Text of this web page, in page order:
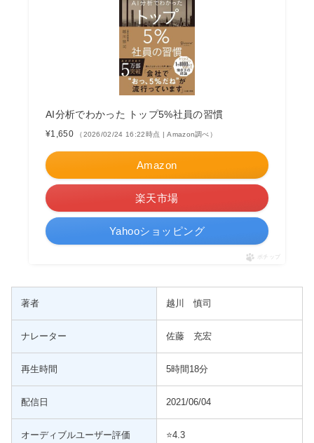
AI分析でわかった トップ5%社員の習慣
¥1,650 （2026/02/24 16:22時点 | Amazon調べ）
Amazon
楽天市場
Yahooショッピング
ポチップ
著者 越川 慎司
ナレーター 佐藤 充宏
再生時間 5時間18分
配信日 2021/06/04
オーディブルユーザー評価 ⭐️4.3